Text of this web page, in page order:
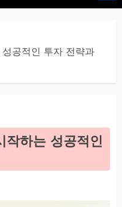
공적인 투자 전략과
작하는 성공적인